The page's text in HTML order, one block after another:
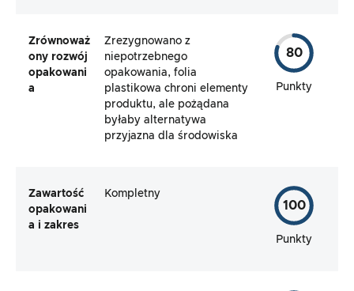
Zrównoważ
ony rozwój
opakowani
a
Zrezygnowano z
niepotrzebnego
opakowania, folia
plastikowa chroni elementy
produktu, ale pożądana
byłaby alternatywa
przyjazna dla środowiska
80
Punkty
Zawartość
opakowani
a i zakres
Kompletny
100
Punkty